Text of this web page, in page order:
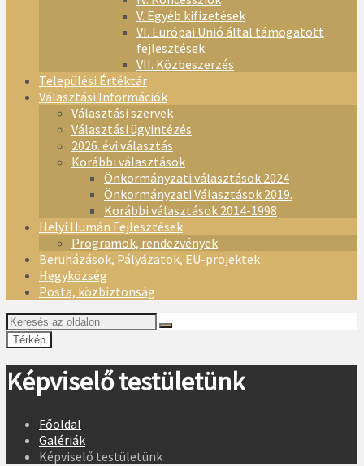
V. Egyéb kifizetések
VI. Európai Unió által támogatott
fejlesztések
VII. Közbeszerzés
Települési Értéktár
Választási Információk
Választási szervek
Választási ügyintézés
2026. évi választás
Korábbi választások
Önkormányzati választások 2024
Önkormányzati Választások 2019.
Korábbi választások 2014-1998
Helyi Humán Fejlesztések
Programok, rendezvények
Beruházások, Pályázatok, EU-projektek
Hegyközség
Posta, közbiztonság
Térkép
Képviselő testületünk
Főoldal
Galériák
Képviselő testületünk